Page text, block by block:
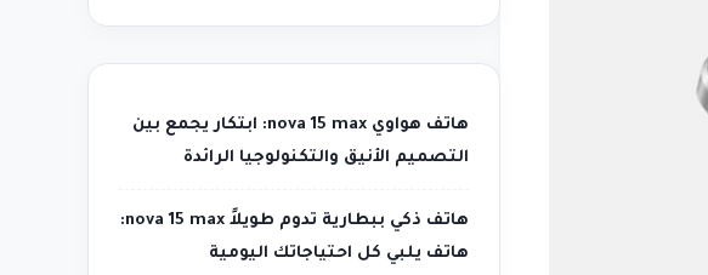
هاتف هواوي nova 15 max: ابتكار يجمع بين
التصميم الأنيق والتكنولوجيا الرائدة
هاتف ذكي ببطارية تدوم طويلاً nova 15 max:
هاتف يلبي كل احتياجاتك اليومية